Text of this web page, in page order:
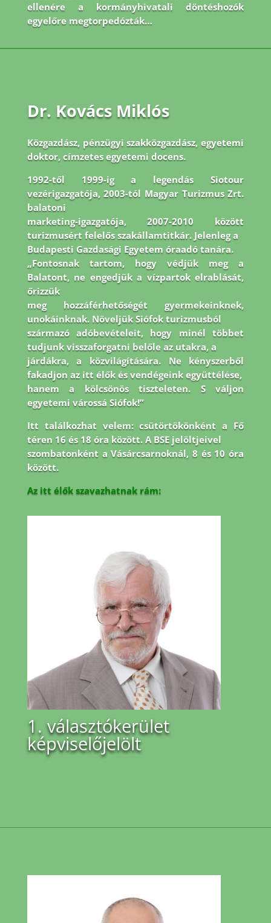
ellenére a kormányhivatali döntéshozók
egyelőre megtorpedózták…
Dr. Kovács Miklós
Közgazdász, pénzügyi szakközgazdász, egyetemi
doktor, címzetes egyetemi docens.
1992-től 1999-ig a legendás Siotour
vezérigazgatója, 2003-tól Magyar Turizmus Zrt.
balatoni
marketing-igazgatója, 2007-2010 között
turizmusért felelős szakállamtitkár. Jelenleg a
Budapesti Gazdasági Egyetem óraadó tanára.
„Fontosnak tartom, hogy védjük meg a
Balatont, ne engedjük a vízpartok elrablását,
őrizzük
meg hozzáférhetőségét gyermekeinknek,
unokáinknak. Növeljük Siófok turizmusból
származó adóbevételeit, hogy minél többet
tudjunk visszaforgatni belőle az utakra, a
járdákra, a közvilágítására. Ne kényszerből
fakadjon az itt élők és vendégeink együttélése,
hanem a kölcsönös tiszteleten. S váljon
egyetemi várossá Siófok!”
Itt találkozhat velem: csütörtökönként a Fő
téren 16 és 18 óra között. A BSE jelöltjeivel
szombatonként a Vásárcsarnoknál, 8 és 10 óra
között.
Az itt élők szavazhatnak rám:
1. választókerület
képviselőjelölt